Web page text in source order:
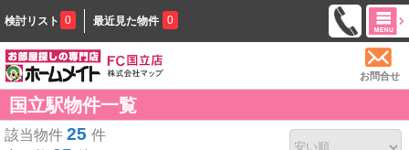
検討リスト 0 最近見た物件 0
お問合せ
国立駅物件一覧
該当物件 25 件